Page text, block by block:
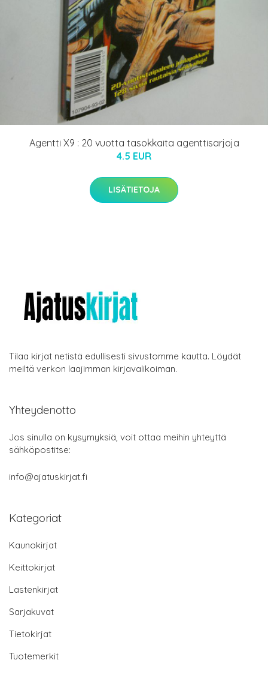
Agentti X9 : 20 vuotta tasokkaita agenttisarjoja
4.5 EUR
LISÄTIETOJA
Tilaa kirjat netistä edullisesti sivustomme kautta. Löydät
meiltä verkon laajimman kirjavalikoiman.
Yhteydenotto
Jos sinulla on kysymyksiä, voit ottaa meihin yhteyttä
sähköpostitse:
info@ajatuskirjat.fi
Kategoriat
Kaunokirjat
Keittokirjat
Lastenkirjat
Sarjakuvat
Tietokirjat
Tuotemerkit